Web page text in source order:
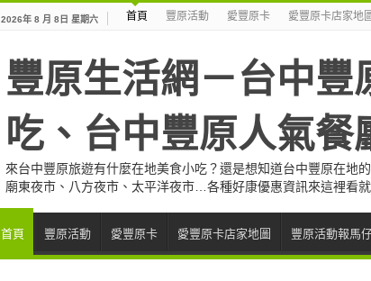
2026年 8 月 8日 星期六 首頁 豐原活動 愛豐原卡 愛豐原卡店家地
豐原生活網－台中
吃、台中豐原人氣
來台中豐原旅遊有什麼在地美食小吃？還是想知道台中豐原在地
廟東夜市、八方夜市、太平洋夜市…各種好康優惠資訊來這裡看就
首頁 豐原活動 愛豐原卡 愛豐原卡店家地圖 豐原活動報馬